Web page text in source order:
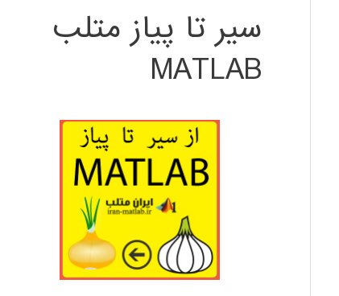
سیر تا پیاز متلب
MATLAB